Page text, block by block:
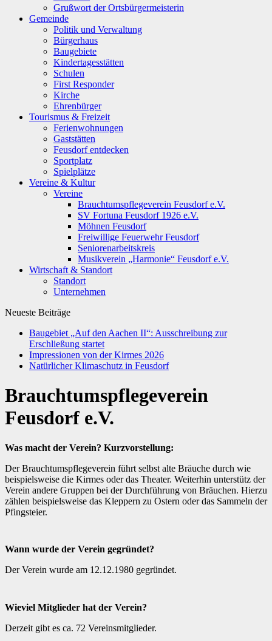
Grußwort der Ortsbürgermeisterin
Gemeinde
Politik und Verwaltung
Bürgerhaus
Baugebiete
Kindertagesstätten
Schulen
First Responder
Kirche
Ehrenbürger
Tourismus & Freizeit
Ferienwohnungen
Gaststätten
Feusdorf entdecken
Sportplatz
Spielplätze
Vereine & Kultur
Vereine
Brauchtumspflegeverein Feusdorf e.V.
SV Fortuna Feusdorf 1926 e.V.
Möhnen Feusdorf
Freiwillige Feuerwehr Feusdorf
Seniorenarbeitskreis
Musikverein „Harmonie“ Feusdorf e.V.
Wirtschaft & Standort
Standort
Unternehmen
Neueste Beiträge
Baugebiet „Auf den Aachen II“: Ausschreibung zur
Erschließung startet
Impressionen von der Kirmes 2026
Natürlicher Klimaschutz in Feusdorf
Brauchtumspflegeverein
Feusdorf e.V.
Was macht der Verein? Kurzvorstellung:
Der Brauchtumspflegeverein führt selbst alte Bräuche durch wie
beispielsweise die Kirmes oder das Theater. Weiterhin unterstütz der
Verein andere Gruppen bei der Durchführung von Bräuchen. Hierzu
zählen beispielsweise das Kleppern zu Ostern oder das Sammeln der
Pfingsteier.
Wann wurde der Verein gegründet?
Der Verein wurde am 12.12.1980 gegründet.
Wieviel Mitglieder hat der Verein?
Derzeit gibt es ca. 72 Vereinsmitglieder.